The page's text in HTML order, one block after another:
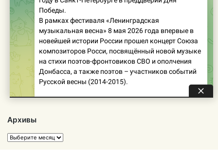
Архивы
Архивы